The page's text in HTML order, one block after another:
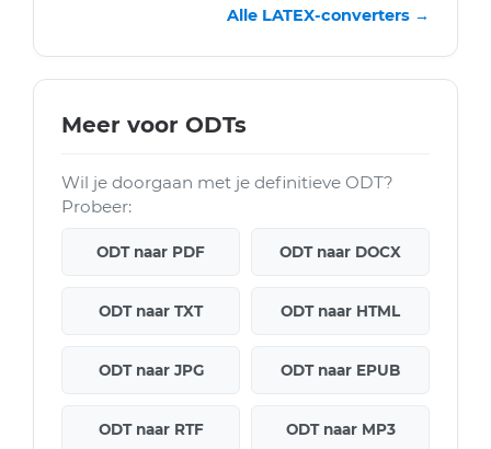
Alle LATEX-converters →
Meer voor ODTs
Wil je doorgaan met je definitieve ODT?
Probeer:
ODT naar PDF ODT naar DOCX
ODT naar TXT ODT naar HTML
ODT naar JPG ODT naar EPUB
ODT naar RTF ODT naar MP3